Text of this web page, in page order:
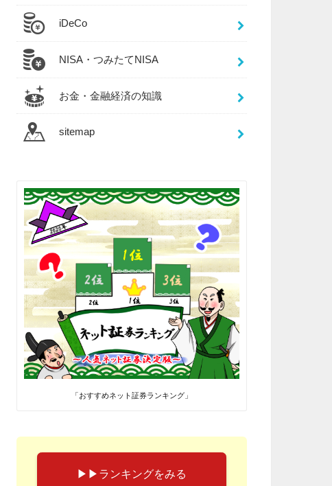
iDeCo
NISA・つみたてNISA
お金・金融経済の知識
sitemap
「おすすめネット証券ランキング」
▶︎▶︎ランキングをみる